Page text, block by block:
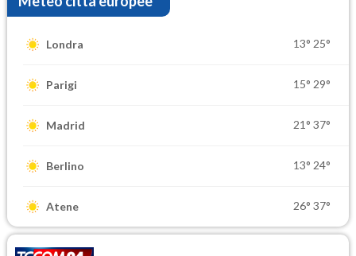
Londra 13° 25°
Parigi 15° 29°
Madrid 21° 37°
Berlino 13° 24°
Atene 26° 37°